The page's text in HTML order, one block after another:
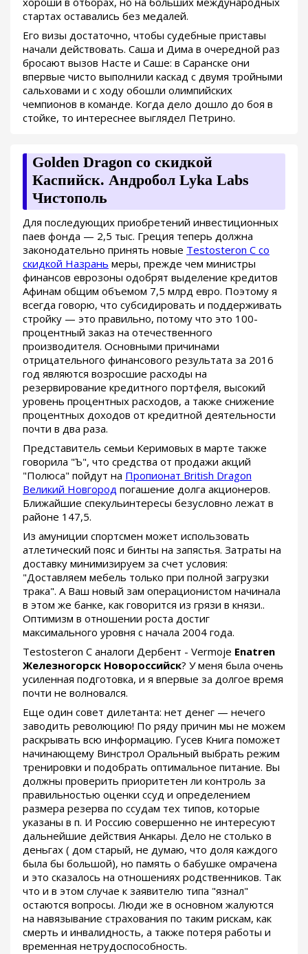
стартах оставались без медалей.
Его визы достаточно, чтобы судебные приставы
начали действовать. Саша и Дима в очередной раз
бросают вызов Насте и Саше: в Саранске они
впервые чисто выполнили каскад с двумя тройными
сальховами и с ходу обошли олимпийских
чемпионов в команде. Когда дело дошло до боя в
стойке, то интереснее выглядел Петрино.
Golden Dragon со скидкой
Каспийск. Андробол Lyka Labs
Чистополь
Для последующих приобретений инвестиционных
паев фонда — 2,5 тыс. Греция теперь должна
законодательно принять новые Testosteron C со
скидкой Назрань меры, прежде чем министры
финансов еврозоны одобрят выделение кредитов
Афинам общим объемом 7,5 млрд евро. Поэтому я
всегда говорю, что субсидировать и поддерживать
стройку — это правильно, потому что это 100-
процентный заказ на отечественного
производителя. Основными причинами
отрицательного финансового результата за 2016
год являются возросшие расходы на
резервирование кредитного портфеля, высокий
уровень процентных расходов, а также снижение
процентных доходов от кредитной деятельности
почти в два раза.
Представитель семьи Керимовых в марте также
говорила "Ъ", что средства от продажи акций
"Полюса" пойдут на Пропионат British Dragon
Великий Новгород погашение долга акционеров.
Ближайшие спекульинтересы безусловно лежат в
районе 147,5.
Из амуниции спортсмен может использовать
атлетический пояс и бинты на запястья. Затраты на
доставку минимизируем за счет условия:
"Доставляем мебель только при полной загрузки
трака". А Ваш новый зам операционистом начинала
в этом же банке, как говорится из грязи в князи..
Оптимизм в отношении роста достиг
максимального уровня с начала 2004 года.
Testosteron C аналоги Дербент - Vermoje Enatren
Железногорск Новороссийск? У меня была очень
усиленная подготовка, и я впервые за долгое время
почти не волновался.
Еще один совет дилетанта: нет денег — нечего
заводить революцию! По ряду причин мы не можем
раскрывать всю информацию. Гусев Книга поможет
начинающему Винстрол Оральный выбрать режим
тренировки и подобрать оптимальное питание. Вы
должны проверить приоритетен ли контроль за
правильностью оценки ссуд и определением
размера резерва по ссудам тех типов, которые
указаны в п. И Россию совершенно не интересуют
дальнейшие действия Анкары. Дело не столько в
деньгах ( дом старый, не думаю, что доля каждого
была бы большой), но память о бабушке омрачена
и это сказалось на отношениях родственников. Так
что и в этом случае к заявителю типа "язнал"
остаются вопросы. Люди же в основном жалуются
на навязывание страхования по таким рискам, как
смерть и инвалидность, а также потеря работы и
временная нетрудоспособность.